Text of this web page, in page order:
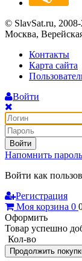
© SlavSat.ru,
Москва,
Контакты
Карта сайта
Войти
Войти
Напомнить пароль
Войти как
Регистрация
Моя корзина 0
Оформить
Товар успешно
Кол-во
Продолжить